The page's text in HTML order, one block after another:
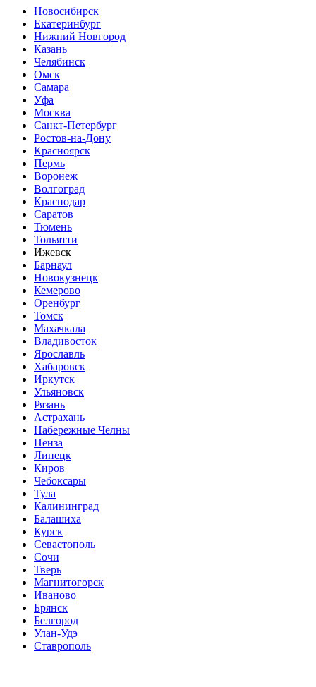
Новосибирск
Екатеринбург
Нижний Новгород
Казань
Челябинск
Омск
Самара
Уфа
Москва
Санкт-Петербург
Ростов-на-Дону
Красноярск
Пермь
Воронеж
Волгоград
Краснодар
Саратов
Тюмень
Тольятти
Ижевск
Барнаул
Новокузнецк
Кемерово
Оренбург
Томск
Махачкала
Владивосток
Ярославль
Хабаровск
Иркутск
Ульяновск
Рязань
Астрахань
Набережные Челны
Пенза
Липецк
Киров
Чебоксары
Тула
Калининград
Балашиха
Курск
Севастополь
Сочи
Тверь
Магнитогорск
Иваново
Брянск
Белгород
Улан-Удэ
Ставрополь